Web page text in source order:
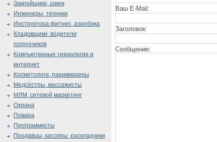
Ваш E-Mail:
Заголовок:
Сообщение:
Закройщики, швеи
Инженеры, техники
Инструктора фитнес, аэробика
Кладовщики, водители
погрузчиков
Компьютерные технологии и
интернет
Косметологи, парикмахеры
Медсёстры, массажисты
МЛМ, сетевой маркетинг
Охрана
Повара
Программисты
Продавцы, кассиры, раскладчики